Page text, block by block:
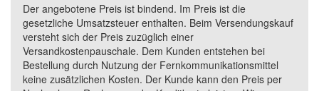
Der angebotene Preis ist bindend. Im Preis ist die
gesetzliche Umsatzsteuer enthalten. Beim Versendungskauf
versteht sich der Preis zuzüglich einer
Versandkostenpauschale. Dem Kunden entstehen bei
Bestellung durch Nutzung der Fernkommunikationsmittel
keine zusätzlichen Kosten. Der Kunde kann den Preis per